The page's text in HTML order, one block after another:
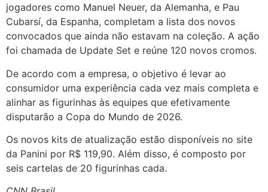
jogadores como Manuel Neuer, da Alemanha, e Pau
Cubarsí, da Espanha, completam a lista dos novos
convocados que ainda não estavam na coleção. A ação
foi chamada de Update Set e reúne 120 novos cromos.
De acordo com a empresa, o objetivo é levar ao
consumidor uma experiência cada vez mais completa e
alinhar as figurinhas às equipes que efetivamente
disputarão a Copa do Mundo de 2026.
Os novos kits de atualização estão disponíveis no site
da Panini por R$ 119,90. Além disso, é composto por
seis cartelas de 20 figurinhas cada.